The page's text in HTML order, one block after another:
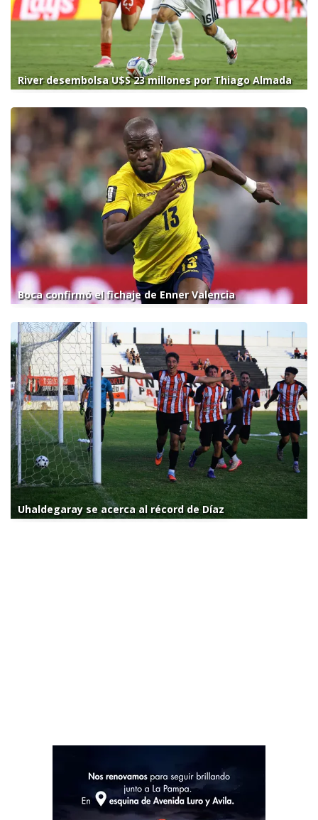
River desembolsa U$S 23 millones por Thiago Almada
Boca confirmó el fichaje de Enner Valencia
Uhaldegaray se acerca al récord de Díaz